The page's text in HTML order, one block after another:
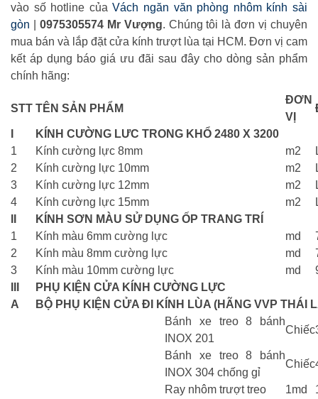
vào số hotline củaVách ngăn văn phòng nhôm kính sài
gòn
0975305574 Mr Vượng. Chúng tôi là đơn vị chuyên
mua bán và lắp đặt cửa kính trượt lùa tại HCM. Đơn vị cam
kết áp dụng báo giá ưu đãi sau đây cho dòng sản phẩm
chính hãng:
STT TÊN SẢN PHẨM
ĐƠN
VỊ
KÍNH CƯỜNG LƯC TRONG KHỔ 2480 X 3200
1
Kính cường lực 8mm m2
2
Kính cường lực 10mm m2
3
Kính cường lực 12mm m2
4
Kính cường lực 15mm m2
KÍNH SƠN MÀU SỬ DỤNG ỐP TRANG TRÍ
1
Kính màu 6mm cường lực md
2
Kính màu 8mm cường lực md
3
Kính màu 10mm cường lực md
PHỤ KIỆN CỬA KÍNH CƯỜNG LỰC
A
BỘ PHỤ KIỆN CỬA ĐI KÍNH LÙA (HÃNG VVP THÁI
Bánh xe treo 8 bánh
INOX 201
Chiếc
Bánh xe treo 8 bánh
INOX 304 chống gỉ
Chiếc
Ray nhôm trượt treo 1md